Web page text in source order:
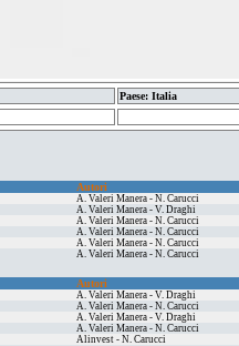
Paese: Italia
Autori
A. Valeri Manera - N. Carucci
A. Valeri Manera - V. Draghi
A. Valeri Manera - N. Carucci
A. Valeri Manera - N. Carucci
A. Valeri Manera - N. Carucci
A. Valeri Manera - N. Carucci
Autori
A. Valeri Manera - V. Draghi
A. Valeri Manera - N. Carucci
A. Valeri Manera - V. Draghi
A. Valeri Manera - N. Carucci
Alinvest - N. Carucci